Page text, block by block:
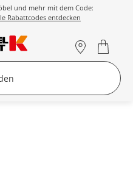
und mehr mit dem Code:
Rabattcodes entdecken